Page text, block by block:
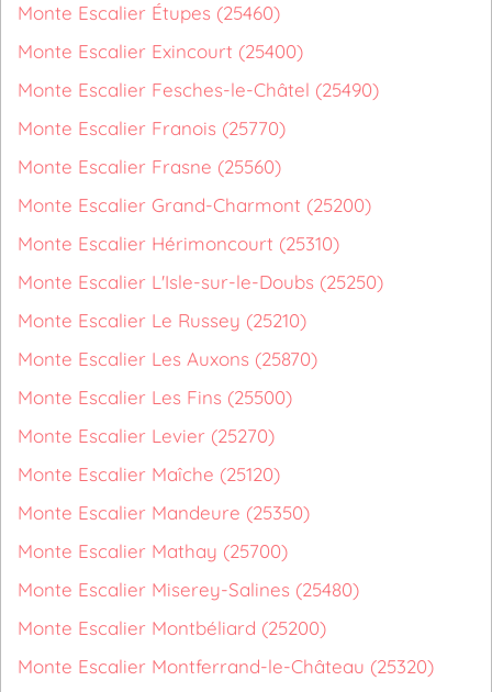
Monte Escalier Étupes (25460)
Monte Escalier Exincourt (25400)
Monte Escalier Fesches-le-Châtel (25490)
Monte Escalier Franois (25770)
Monte Escalier Frasne (25560)
Monte Escalier Grand-Charmont (25200)
Monte Escalier Hérimoncourt (25310)
Monte Escalier L'Isle-sur-le-Doubs (25250)
Monte Escalier Le Russey (25210)
Monte Escalier Les Auxons (25870)
Monte Escalier Les Fins (25500)
Monte Escalier Levier (25270)
Monte Escalier Maîche (25120)
Monte Escalier Mandeure (25350)
Monte Escalier Mathay (25700)
Monte Escalier Miserey-Salines (25480)
Monte Escalier Montbéliard (25200)
Monte Escalier Montferrand-le-Château (25320)